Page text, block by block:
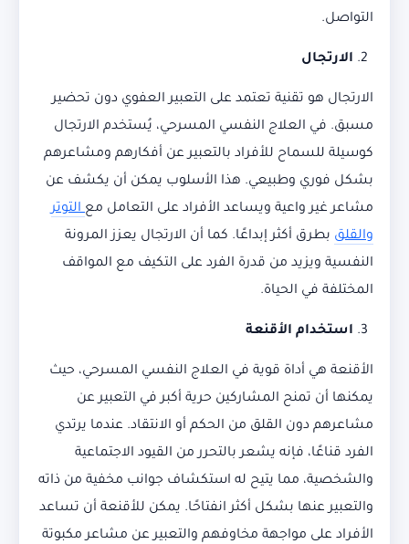
التواصل.
الارتجال
الارتجال هو تقنية تعتمد على التعبير العفوي دون تحضير
مسبق. في العلاج النفسي المسرحي، يُستخدم الارتجال
كوسيلة للسماح للأفراد بالتعبير عن أفكارهم ومشاعرهم
بشكل فوري وطبيعي. هذا الأسلوب يمكن أن يكشف عن
مشاعر غير واعية ويساعد الأفراد على التعامل معالتوتر
والقلق بطرق أكثر إبداعًا. كما أن الارتجال يعزز المرونة
النفسية ويزيد من قدرة الفرد على التكيف مع المواقف
المختلفة في الحياة.
استخدام الأقنعة
الأقنعة هي أداة قوية في العلاج النفسي المسرحي، حيث
يمكنها أن تمنح المشاركين حرية أكبر في التعبير عن
مشاعرهم دون القلق من الحكم أو الانتقاد. عندما يرتدي
الفرد قناعًا، فإنه يشعر بالتحرر من القيود الاجتماعية
والشخصية، مما يتيح له استكشاف جوانب مخفية من ذاته
والتعبير عنها بشكل أكثر انفتاحًا. يمكن للأقنعة أن تساعد
الأفراد على مواجهة مخاوفهم والتعبير عن مشاعر مكبوتة